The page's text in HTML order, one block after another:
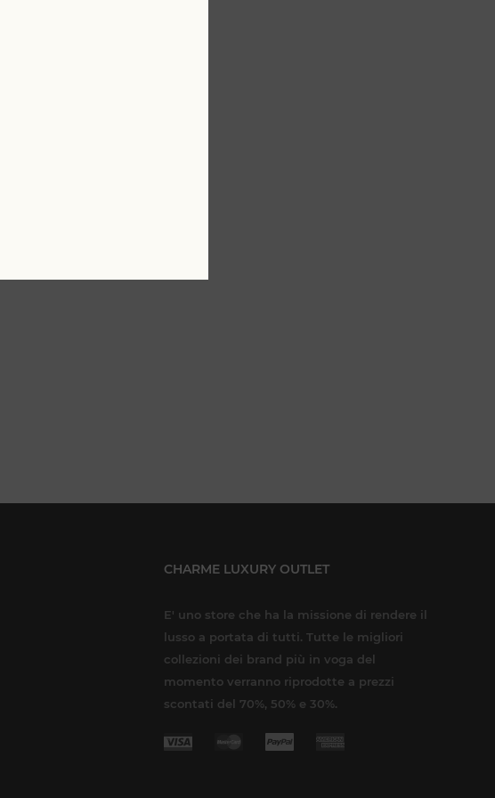
CHARME LUXURY OUTLET
E' uno store che ha la missione di rendere il
lusso a portata di tutti. Tutte le migliori
collezioni dei brand più in voga del
momento verranno riprodotte a prezzi
scontati del 70%, 50% e 30%.